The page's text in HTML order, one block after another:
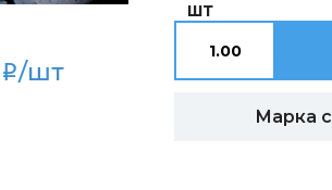
i/шт
ШТ
Марка